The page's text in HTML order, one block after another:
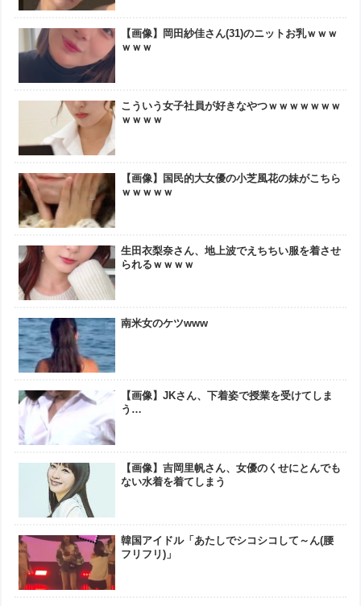
【画像】岡田紗佳さん(31)のニットお乳ｗｗｗ
ｗｗｗ
こういう女子社員が好きなやつｗｗｗｗｗｗｗ
ｗｗｗｗ
【画像】国民的大女優の小芝風花の妹がこちら
ｗｗｗｗｗ
生田衣梨奈さん、地上波でえちちい服を着させ
られるｗｗｗｗ
南米女のケツwww
【画像】JKさん、下着姿で授業を受けてしま
う…
【画像】吉岡里帆さん、女優のくせにとんでも
ない水着を着てしまう
韓国アイドル「あたしでシコシコして～ん(腰
フリフリ)」